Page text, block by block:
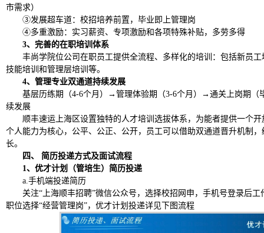
市需求）
③发展超车道：校招培养前置，毕业即上管理岗
④多重激励：实习薪资、专项激励和各项特殊补贴，多劳多得
3、完善的在职培训体系
丰尚学院位公司在职员工提供全流程、多样化的培训：包括新员
技能培训和管理层培训等。
4、管理专业双通道持续发展
基层历练期（4-6个月）→管理体验期（3-6个月）→通关上岗期（
续发展
顺丰速运上海区设置独特的人才培训选拔体系，为能者提供一个
个人能力为核心，公平、公正、公开，员工可以借助双通道晋升机制
长。
四、 简历投递方式及面试流程
1、 优才计划（管培生） 简历投递
a.手机端投递简历
关注“上海顺丰招聘”微信公众号，选择校招网申，手机号登录后工
职位选择“经营管理岗”， 优才计划投递详见下图流程